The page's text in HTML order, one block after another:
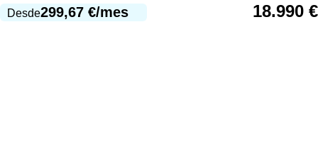
Desde299,67 €/mes 18.990 €